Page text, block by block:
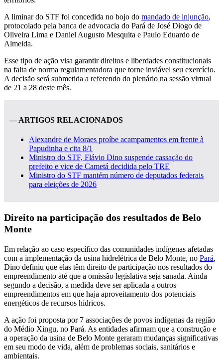
A liminar do STF foi concedida no bojo do mandado de injunção,
protocolado pela banca de advocacia do Pará de José Diogo de
Oliveira Lima e Daniel Augusto Mesquita e Paulo Eduardo de
Almeida.
Esse tipo de ação visa garantir direitos e liberdades constitucionais
na falta de norma regulamentadora que torne inviável seu exercício.
A decisão será submetida a referendo do plenário na sessão virtual
de 21 a 28 deste mês.
— ARTIGOS RELACIONADOS
Alexandre de Moraes proíbe acampamentos em frente à
Papudinha e cita 8/1
Ministro do STF, Flávio Dino suspende cassação do
prefeito e vice de Cametá decidida pelo TRE
Ministro do STF mantém número de deputados federais
para eleições de 2026
Direito na participação dos resultados de Belo
Monte
Em relação ao caso específico das comunidades indígenas afetadas
com a implementação da usina hidrelétrica de Belo Monte, no Pará,
Dino definiu que elas têm direito de participação nos resultados do
empreendimento até que a omissão legislativa seja sanada. Ainda
segundo a decisão, a medida deve ser aplicada a outros
empreendimentos em que haja aproveitamento dos potenciais
energéticos de recursos hídricos.
A ação foi proposta por 7 associações de povos indígenas da região
do Médio Xingu, no Pará. As entidades afirmam que a construção e
a operação da usina de Belo Monte geraram mudanças significativas
em seu modo de vida, além de problemas sociais, sanitários e
ambientais.